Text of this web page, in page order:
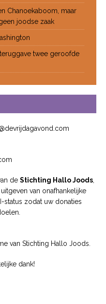
Chanoekaboom, maar
joodse zaak
twee geroofde
de Stichting Hallo Joods
van onafhankelijke
status zodat uw donaties
van Stichting Hallo Joods.
dank!